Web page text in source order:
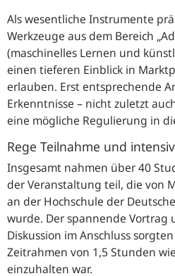
Als wesentliche Instrumente
Werkzeuge aus dem Bereich „
(maschinelles Lernen und
einen tieferen Einblick in
erlauben. Erst entsprechende
Erkenntnisse – nicht zuletzt
eine mögliche Regulierung in
Rege Teilnahme und
Insgesamt nahmen über 40
der Veranstaltung teil, die von
an der Hochschule der
wurde. Der spannende Vortrag
Diskussion im Anschluss
Zeitrahmen von 1,5 Stunden
einzuhalten war.